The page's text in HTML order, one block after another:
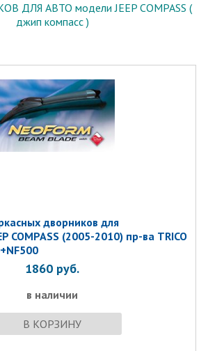
ДЛЯ АВТО модели JEEP COMPASS (
джип компасс )
дворников для
COMPASS (2005-2010) пр-ва TRICO
1860 руб.
в наличии
В КОРЗИНУ